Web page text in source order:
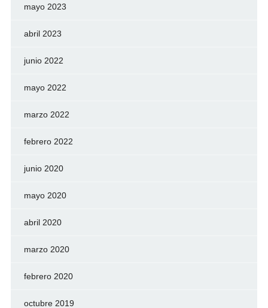
mayo 2023
abril 2023
junio 2022
mayo 2022
marzo 2022
febrero 2022
junio 2020
mayo 2020
abril 2020
marzo 2020
febrero 2020
octubre 2019